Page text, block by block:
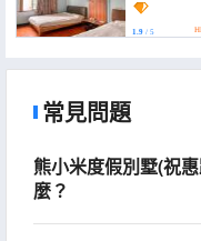
1.9 / 5
常見問題
熊小米度假別墅(祝
麼？